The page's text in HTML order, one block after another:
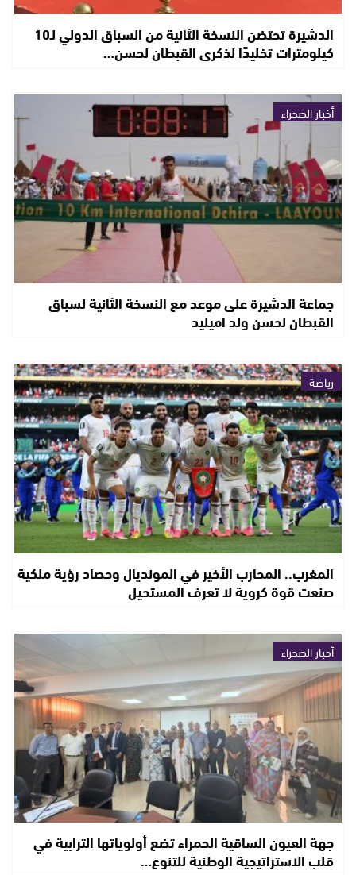
الدشيرة تحتضن النسخة الثانية من السباق الدولي لـ10
كيلومترات تخليدًا لذكرى القبطان لحسن…
أخبار الصحراء
جماعة الدشيرة على موعد مع النسخة الثانية لسباق
القبطان لحسن ولد اميليد
رياضة
المغرب.. المحارب الأخير في المونديال وحصاد رؤية ملكية
صنعت قوة كروية لا تعرف المستحيل
أخبار الصحراء
جهة العيون الساقية الحمراء تضع أولوياتها الترابية في
قلب الاستراتيجية الوطنية للتنوع…